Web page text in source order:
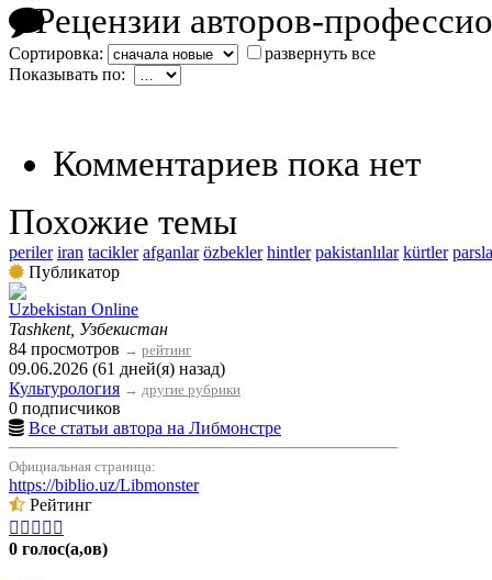
Рецензии авторов-
Сортировка:
развернуть все
Показывать по:
Комментариев пока нет
Похожие темы
periler iran tacikler afganlar özbekler hintler pakistanlılar kürtler
Публикатор
Uzbekistan Online
Tashkent, Узбекистан
84 просмотров → рейтинг
09.06.2026 (61 дней(я) назад)
Культурология → другие рубрики
0 подписчиков
Все статьи автора на Либмонстре
Официальная страница:
https://biblio.uz/Libmonster
Рейтинг
    
0 голос(а,ов)